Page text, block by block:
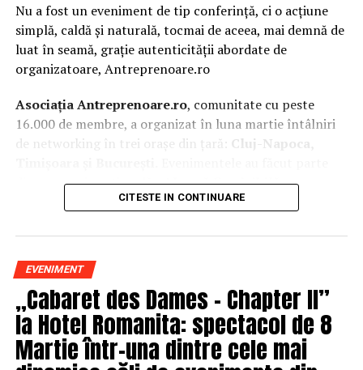
Nu a fost un eveniment de tip conferință, ci o acțiune
simplă, caldă și naturală, tocmai de aceea, mai demnă de
luat în seamă, grație autenticității abordate de
organizatoare, Antreprenoare.ro
Asociația Antreprenoare.ro, comunitate cu peste
16.000 de membre, a organizat în luna martie întâlniri
de networking în trei orașe din țară:
Cluj-Napoca,
campania națională„Aleg să fiu vizibilă„, o
inițiativă care combină sesiuni de fotografie de brand
prezentă, cu numele tău și cu afacerea ta, în spațiul
public.
La Cluj-Napoca, sesiunile foto au fost susținute de doi
fotografi profesioniști:Valentina Mihalache
(lightsun.ro) șiDeni Sîrb(DA Studio). Valentina a venit
cu 18 ani de carieră în vânzări în spate și o tranziție
CITESTE IN CONTINUARE
EVENIMENT
„Cabaret des Dames – Chapter II”
la Hotel Romanita: spectacol de 8
Martie într-una dintre cele mai